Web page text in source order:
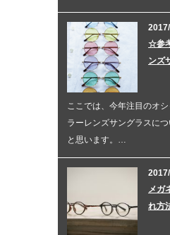
☆参
ンズ
ここでは、今年注目のオ
ラーレンズサングラスに
と思います。…
メガ
れ方